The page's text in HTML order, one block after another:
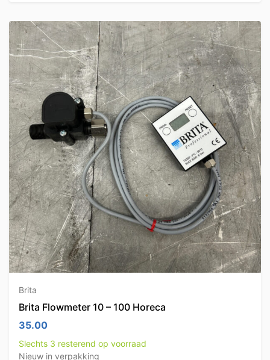
Brita
Brita Flowmeter 10 – 100 Horeca
35.00
Slechts 3 resterend op voorraad
Nieuw in verpakking